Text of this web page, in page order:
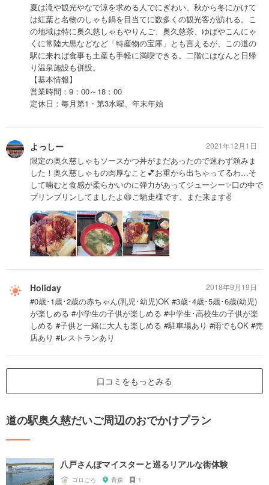
夏は滝や観光やなで涼を求める人でにぎわい、秋から冬にかけて
は紅葉と名物のしゃも鍋を目当てに数多くの観光客が訪れる。こ
の地域は特に奥久慈しゃもやりんご、奥久慈茶、ゆばやこんにゃ
くに常陸大黒などなど「特産物の宝庫」とも言えるが、この道の
駅に来れば食事も土産も手軽に満喫できる。二階にはなんと日帰
り温泉施設も併設。
【基本情報】
営業時間：9：00～18：00
定休日：毎月第1・第3水曜、年末年始
よっしー
限定の奥久慈しゃもソースかつ丼がまだあったので迷わず頼みま
した！奥久慈しゃもの肉厚なこと💕お重から出ちゃってるわ…そ
して噛むと食感が柔らかいのに弾力があってジューシー✨口の中で
ブリンブリンしてましたよ😆ご馳走様です、また来ます✌️
2021年12月1日
Holiday
#0歳･1歳･2歳の赤ちゃん(乳児･幼児)OK #3歳･4歳･5歳･6歳(幼児)
が楽しめる #小学生の子供が楽しめる #中学生･高校生の子供が楽
しめる #子供と一緒に大人も楽しめる #駐車場あり #雨でもOK #売
店あり #レストランあり
2018年9月19日
口コミをもっとみる
道の駅奥久慈だいご周辺のおでかけプラン
八戸さんぽマイスターと巡るリアルな街体験
ゴロごろ 青森 1